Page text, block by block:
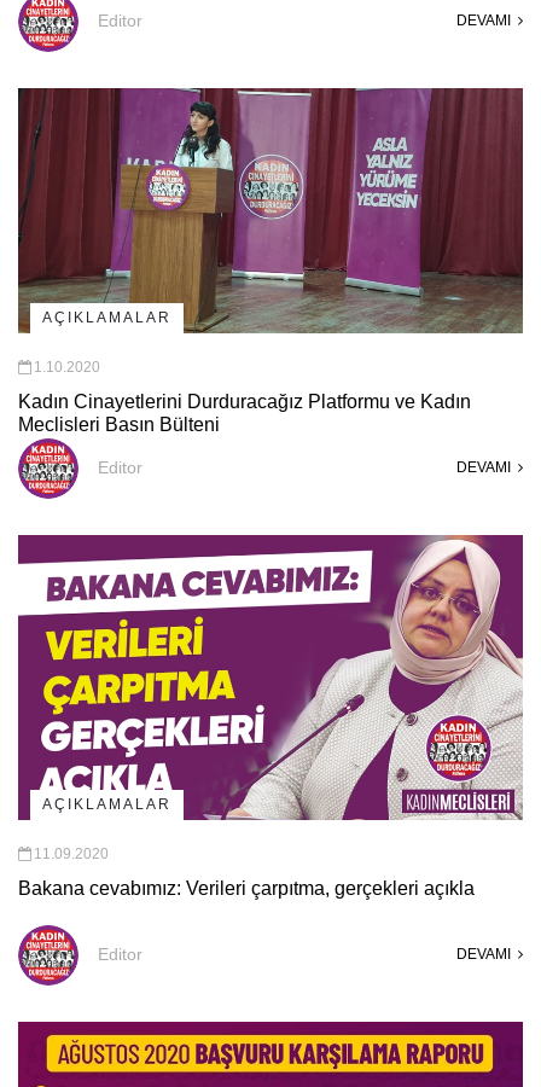
Editor DEVAMI
AÇIKLAMALAR
1.10.2020
Kadın Cinayetlerini Durduracağız Platformu ve Kadın
Meclisleri Basın Bülteni
Editor DEVAMI
AÇIKLAMALAR
11.09.2020
Bakana cevabımız: Verileri çarpıtma, gerçekleri açıkla
Editor DEVAMI